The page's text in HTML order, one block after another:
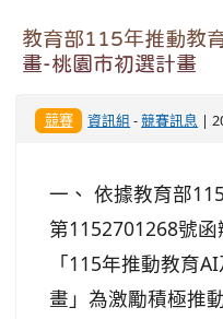
教育部115年推動教
畫-桃園市初選計畫
競賽 資訊組 -競賽訊息 |
一、 依據教育部
第1152701268號
「115年推動教育
畫」為激勵積極推